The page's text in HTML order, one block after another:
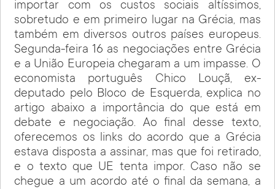
importar com os custos sociais altíssimos,
sobretudo e em primeiro lugar na Grécia, mas
também em diversos outros países europeus.
Segunda-feira 16 as negociações entre Grécia
e a União Europeia chegaram a um impasse. O
economista português Chico Louçã, ex-
deputado pelo Bloco de Esquerda, explica no
artigo abaixo a importância do que está em
debate e negociação. Ao final desse texto,
oferecemos os links do acordo que a Grécia
estava disposta a assinar, mas que foi retirado,
e o texto que UE tenta impor. Caso não se
chegue a um acordo até o final da semana, a